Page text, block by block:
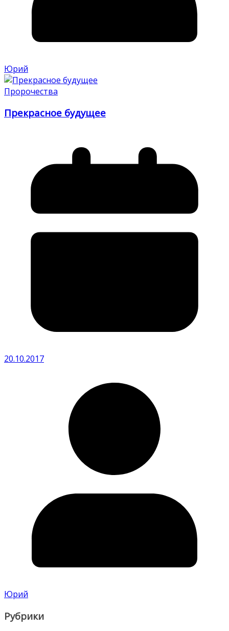
Юрий
Пророчества
Прекрасное будущее
20.10.2017
Юрий
Рубрики